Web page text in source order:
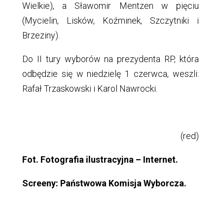
Wielkie), a Sławomir Mentzen w pięciu
(Mycielin, Lisków, Koźminek, Szczytniki i
Brzeziny).
Do II tury wyborów na prezydenta RP, która
odbędzie się w niedzielę 1 czerwca, weszli:
Rafał Trzaskowski i Karol Nawrocki.
(red)
Fot. Fotografia ilustracyjna – Internet.
Screeny: Państwowa Komisja Wyborcza.